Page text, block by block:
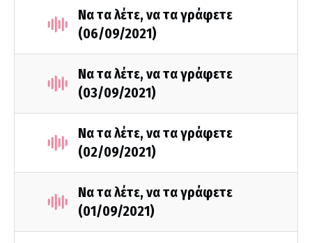
Να τα λέτε, να τα γράφετε
(06/09/2021)
Να τα λέτε, να τα γράφετε
(03/09/2021)
Να τα λέτε, να τα γράφετε
(02/09/2021)
Να τα λέτε, να τα γράφετε
(01/09/2021)